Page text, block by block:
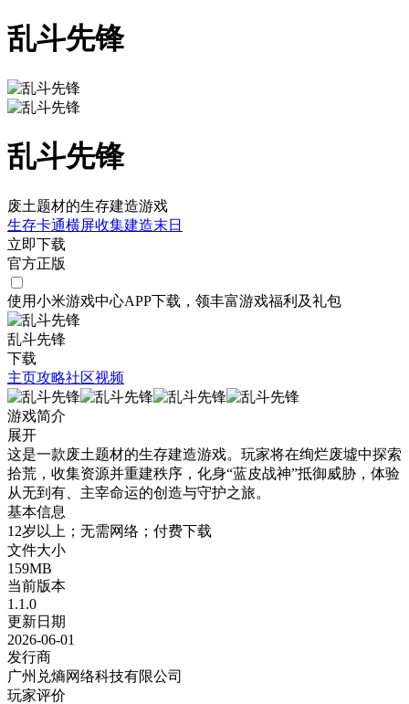
乱斗先锋
乱斗先锋
废土题材的生存建造游戏
生存卡通横屏收集建造末日
立即下载
官方正版
使用小米游戏中心APP下载 ，领丰富游戏福利 及礼包
乱斗先锋
下载
主页攻略社区视频
游戏简介
展开
这是一款废土题材的生存建造游戏。玩家将在绚烂废墟中探索
拾荒，收集资源并重建秩序，化身“蓝皮战神”抵御威胁，体验
从无到有、主宰命运的创造与守护之旅。
基本信息
12岁以上；无需网络；付费下载
文件大小
159MB
当前版本
1.1.0
更新日期
2026-06-01
发行商
广州兑熵网络科技有限公司
玩家评价